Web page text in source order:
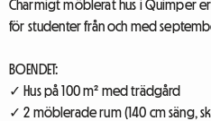
Charmigt möblerat hus i Quimper
för studenter från och med
BOENDET:
✓ Hus på 100 m² med trädgård
✓ 2 möblerade rum (140 cm säng,